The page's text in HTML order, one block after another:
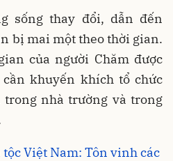
sống thay đổi, dẫn đến
bị mai một theo thời gian.
của người Chăm được
khuyến khích tổ chức
nhà trường và trong
tộc Việt Nam: Tôn vinh các